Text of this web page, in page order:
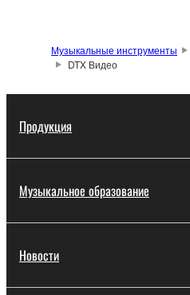
Музыкальные инструменты
DTX Видео
Продукция
Музыкальное образование
Новости